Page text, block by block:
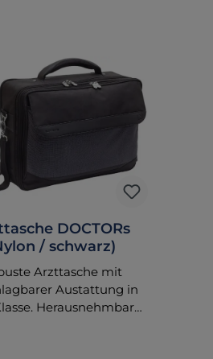
DOCTORs
/ schwarz)
Arzttasche mit
Austattung in
Herausnehmbare